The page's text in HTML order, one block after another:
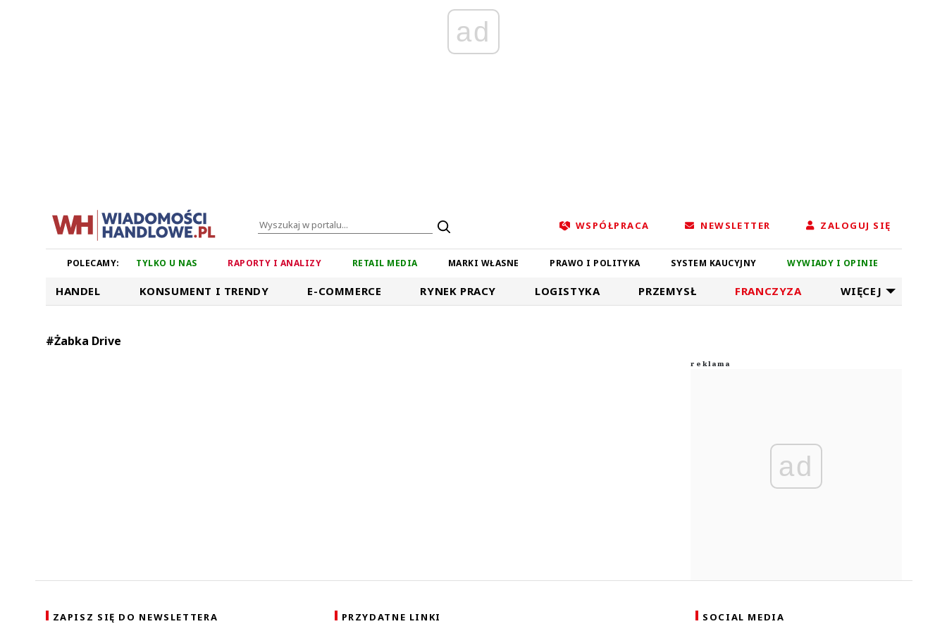
ad
WSPÓŁPRACA NEWSLETTER ZALOGUJ SIĘ
POLECAMY: TYLKO U NAS RAPORTY I ANALIZY RETAIL MEDIA MARKI WŁASNE PRAWO I POLITYKA SYSTEM KAUCYJNY WYWIADY I OPINIE
HANDEL KONSUMENT I TRENDY E-COMMERCE RYNEK PRACY LOGISTYKA PRZEMYSŁ FRANCZYZA WIĘCEJ
#Żabka Drive
ad
ZAPISZ SIĘ DO NEWSLETTERA PRZYDATNE LINKI SOCIAL MEDIA